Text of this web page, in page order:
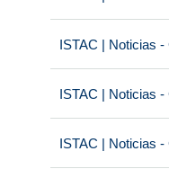
ISTAC | Noticias
ISTAC | Noticias
ISTAC | Noticias